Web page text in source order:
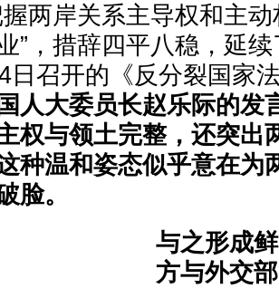
两岸关系主导权和主
”，措辞四平八稳，延
日召开的《反分裂国家
人大委员长赵乐际的发
权与领土完整，还突出
种温和姿态似乎意在为
脸。
与之形成
方与外交